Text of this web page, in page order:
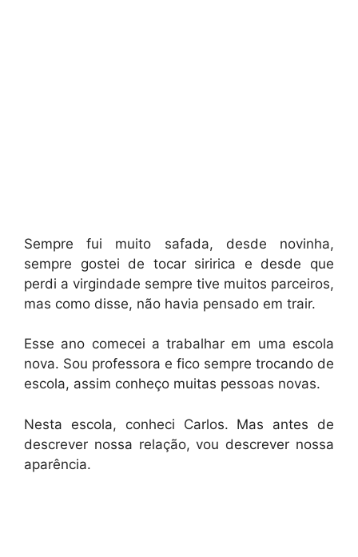
Sempre fui muito safada, desde novinha,
sempre gostei de tocar siririca e desde que
perdi a virgindade sempre tive muitos parceiros,
mas como disse, não havia pensado em trair.
Esse ano comecei a trabalhar em uma escola
nova. Sou professora e fico sempre trocando de
escola, assim conheço muitas pessoas novas.
Nesta escola, conheci Carlos. Mas antes de
descrever nossa relação, vou descrever nossa
aparência.